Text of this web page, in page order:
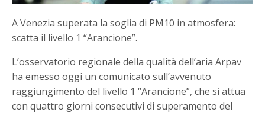
A Venezia superata la soglia di PM10 in atmosfera:
scatta il livello 1 “Arancione”.
L’osservatorio regionale della qualità dell’aria Arpav
ha emesso oggi un comunicato sull’avvenuto
raggiungimento del livello 1 “Arancione”, che si attua
con quattro giorni consecutivi di superamento del